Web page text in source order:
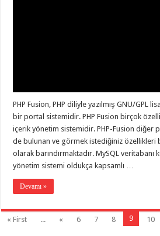
PHP Fusion, PHP diliyle yazılmış GNU/GPL
bir portal sistemidir. PHP Fusion birçok
içerik yönetim sistemidir. PHP-Fusion diğer
de bulunan ve görmek istediğiniz özellikleri
olarak barındırmaktadır. MySQL veritabanı
yönetim sistemi oldukça kapsamlı …
Devamı »
« First ... « 6 7 8 9 10